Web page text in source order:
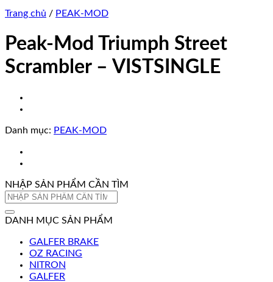
Trang chủ / PEAK-MOD
Peak-Mod Triumph Street
Scrambler – VISTSINGLE
Danh mục: PEAK-MOD
NHẬP SẢN PHẨM CẦN TÌM
Tìm
DANH MỤC SẢN PHẨM
GALFER BRAKE
OZ RACING
NITRON
GALFER